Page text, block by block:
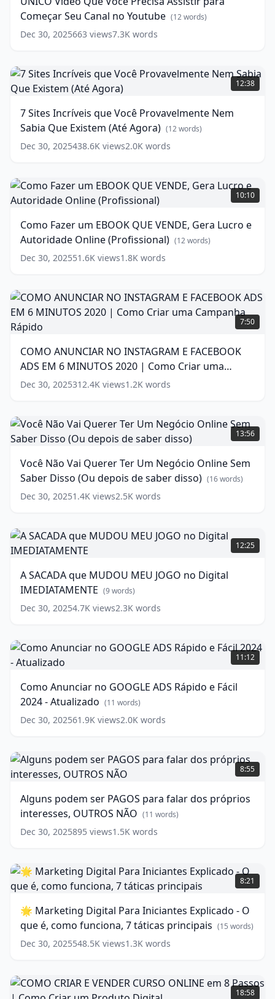
blog
e
o
do
GOOGLE
20
words)
Precisa
Assistir
para
Começar
Canal
no
Youtube (12
Começar Seu Canal no Youtube (12words)
Dec 30, 2025663 views7.3K words
7
Sites
Incríveis
Você
Provavelmente
Nem
Sabia
Existem
(Até
Agora)
words)
12:38
7 Sites Incríveis que Você Provavelmente Nem
Sabia Que Existem (Até Agora) (12words)
Dec 30, 2025438.6K views2.0K words
Como
Fazer
um
QUE
VENDE,
Gera
Lucro
Autoridade
Online
(Profissional)
(12
10:10
Como Fazer um EBOOK QUE VENDE, Gera Lucro e
Autoridade Online (Profissional) (12words)
Dec 30, 202551.6K views1.8K words
COMO
ANUNCIAR
NO
E
FACEBOOK
ADS
EM
MINUTOS
2020
|
Criar
uma
Rápido (17
7:50
COMO ANUNCIAR NO INSTAGRAM E FACEBOOK
ADS EM 6 MINUTOS 2020 | Como Criar uma
Campanha Rápido
(17words)
Dec 30, 2025312.4K views1.2K words
Você
Não
Vai
Ter
Um
Negócio
Online
Saber
Disso
(Ou
de
saber
( 16
13:56
Você Não Vai Querer Ter Um Negócio Online Sem
Saber Disso (Ou depois de saber disso) (16words)
Dec 30, 20251.4K views2.5K words
A
SACADA
que
MEU
JOGO
no
Digital
words)
12:25
A SACADA que MUDOU MEU JOGO no Digital
IMEDIATAMENTE (9words)
Dec 30, 20254.7K views2.3K words
Como
Anunciar
no
ADS
Rápido
e
Fácil
-
Atualizado (11
words)
11:12
Como Anunciar no GOOGLE ADS Rápido e Fácil
2024 - Atualizado (11 words)
Dec 30, 202561.9K views2.0K words
Alguns
podem
ser
para
falar
dos
próprios
OUTROS
NÃO (11
words)
8:55
Alguns podem ser PAGOS para falar dos próprios
interesses, OUTROS NÃO (11 words)
Dec 30, 2025895 views1.5K words
🌟
Marketing
Digital
Iniciantes
Explicado
O
é,
como
8:21
🌟 Marketing Digital Para Iniciantes Explicado - O
que é, como funciona, 7 táticas principais (15 words)
Dec 30, 2025548.5K views1.3K words
COMO
CRIAR
18:58